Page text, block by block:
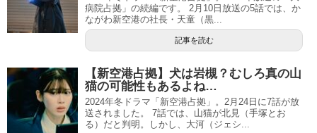
病院占拠」の続編です。 2月10日放送の5話では、か
ながわ新空港の社長・天童（黒...
記事を読む
【新空港占拠】犬は岩槻？むしろ真の山
猫の可能性もあるよね…
2024年冬ドラマ「新空港占拠」。2月24日に7話が放
送されました。 7話では、山猫が北見（手塚とお
る）だと判明。しかし、大河（ジェシ...